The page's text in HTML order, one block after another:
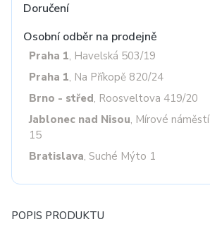
Doručení
Osobní odběr na prodejně
Praha 1, Havelská 503/19
Praha 1, Na Příkopě 820/24
Brno - střed, Roosveltova 419/20
Jablonec nad Nisou, Mírové náměstí
15
Bratislava, Suché Mýto 1
POPIS PRODUKTU